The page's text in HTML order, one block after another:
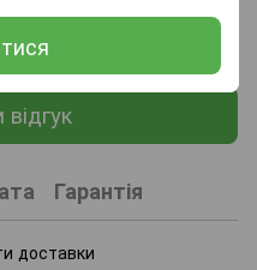
відгук
Гарантія
доставки